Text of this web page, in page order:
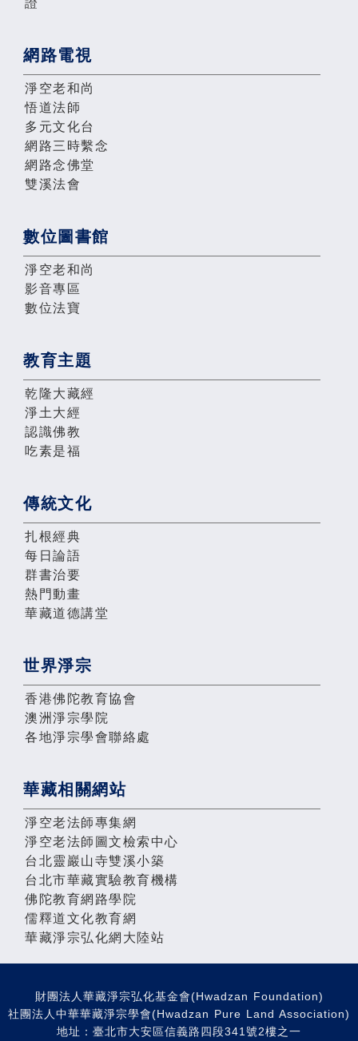
證
網路電視
淨空老和尚
悟道法師
多元文化台
網路三時繫念
網路念佛堂
雙溪法會
數位圖書館
淨空老和尚
影音專區
數位法寶
教育主題
乾隆大藏經
淨土大經
認識佛教
吃素是福
傳統文化
扎根經典
每日論語
群書治要
熱門動畫
華藏道德講堂
世界淨宗
香港佛陀教育協會
澳洲淨宗學院
各地淨宗學會聯絡處
華藏相關網站
淨空老法師專集網
淨空老法師圖文檢索中心
台北靈巖山寺雙溪小築
台北市華藏實驗教育機構
佛陀教育網路學院
儒釋道文化教育網
華藏淨宗弘化網大陸站
財團法人華藏淨宗弘化基金會(Hwadzan Foundation)
社團法人中華華藏淨宗學會(Hwadzan Pure Land Association)
地址：臺北市大安區信義路四段341號2樓之一